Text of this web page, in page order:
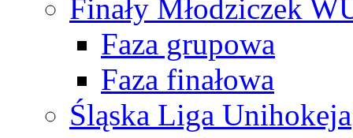
Finały Młodziczek
Faza grupowa
Faza finałowa
Śląska Liga Unihokeja